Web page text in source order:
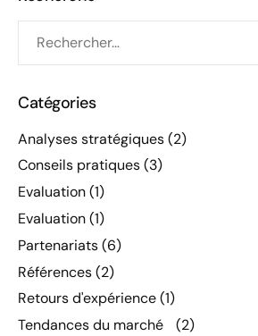
Catégories
Analyses stratégiques(2)
Conseils pratiques(3)
Evaluation(1)
Evaluation(1)
Partenariats(6)
Références(2)
Retours d'expérience(1)
Tendances du marché
(2)